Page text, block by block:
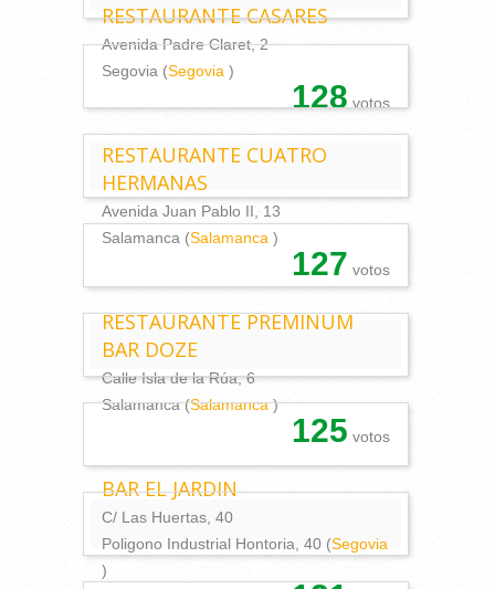
RESTAURANTE CASARES
Avenida Padre Claret, 2
Segovia (Segovia )
128 votos
RESTAURANTE CUATRO
HERMANAS
Avenida Juan Pablo II, 13
Salamanca (Salamanca )
127 votos
RESTAURANTE PREMINUM
BAR DOZE
Calle Isla de la Rúa, 6
Salamanca (Salamanca )
125 votos
BAR EL JARDIN
C/ Las Huertas, 40
Poligono Industrial Hontoria, 40 (Segovia
)